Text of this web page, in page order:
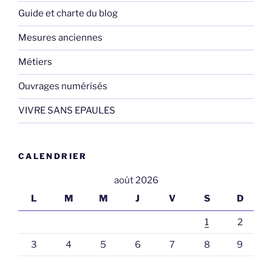
Guide et charte du blog
Mesures anciennes
Métiers
Ouvrages numérisés
VIVRE SANS EPAULES
CALENDRIER
août 2026
L
M M J V S D
1 2
3 4 5 6 7 8 9